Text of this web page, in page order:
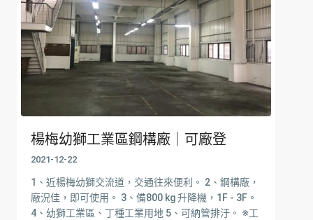
楊梅幼獅工業區鋼構廠｜可廠登
2021-12-22
1、近楊梅幼獅交流道，交通往來便利。 2、鋼構廠，
廠況佳，即可使用。 3、備800 kg 升降機，1F - 3F。
4、幼獅工業區、丁種工業用地 5、可納管排汙。 ※工